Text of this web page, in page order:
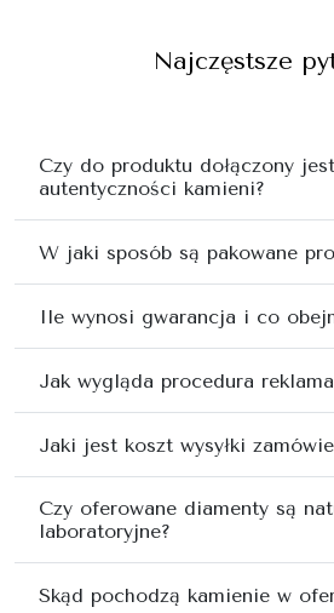
Najczęstsze
Czy do produktu dołączony
autentyczności kamieni?
W jaki sposób są pakowane
Ile wynosi gwarancja i co
Jak wygląda procedura
Jaki jest koszt wysyłki
Czy oferowane diamenty są
laboratoryjne?
Skąd pochodzą kamienie w